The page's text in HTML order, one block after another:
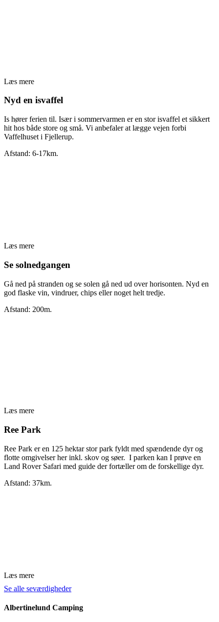
Læs mere
Nyd en isvaffel
Is hører ferien til. Især i sommervarmen er en stor isvaffel et sikkert
hit hos både store og små. Vi anbefaler at lægge vejen forbi
Vaffelhuset i Fjellerup.
Afstand: 6-17km.
Læs mere
Se solnedgangen
Gå ned på stranden og se solen gå ned ud over horisonten. Nyd en
god flaske vin, vindruer, chips eller noget helt tredje.
Afstand: 200m.
Læs mere
Ree Park
Ree Park er en 125 hektar stor park fyldt med spændende dyr og
flotte omgivelser her inkl. skov og søer. I parken kan I prøve en
Land Rover Safari med guide der fortæller om de forskellige dyr.
Afstand: 37km.
Læs mere
Se alle seværdigheder
Albertinelund Camping